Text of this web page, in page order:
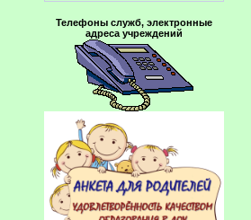
Телефоны служб, электронные
адреса учреждений